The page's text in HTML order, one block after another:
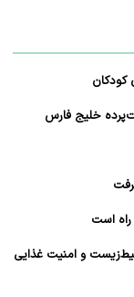
کودکان
خلیج فارس
است
و امنیت غذایی